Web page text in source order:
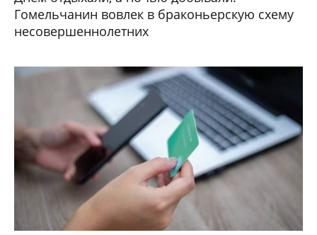
Гомельчанин вовлек в браконьерскую схему
несовершеннолетних